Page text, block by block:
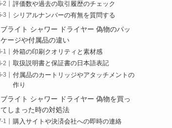
評価数や過去の取引履歴のチェック
シリアルナンバーの有無を質問する
ブライト シャワー ドライヤー 偽物のパッ
ケージや付属品の違い
外箱の印刷クオリティと素材感
取扱説明書と保証書の日本語表記
付属品のカートリッジやアタッチメントの
作り
ブライト シャワー ドライヤー 偽物を買っ
てしまった時の対処法
購入サイトや決済会社への即時の連絡